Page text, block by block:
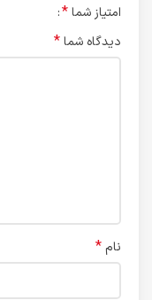
امتیاز شما*
دیدگاه شما*
نام *